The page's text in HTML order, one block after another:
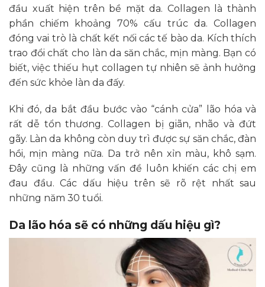
đầu xuất hiện trên bề mặt da. Collagen là thành
phần chiếm khoảng 70% cấu trúc da. Collagen
đóng vai trò là chất kết nối các tế bào da. Kích thích
trao đổi chất cho làn da săn chắc, mịn màng. Bạn có
biết, việc thiếu hụt collagen tự nhiên sẽ ảnh hưởng
đến sức khỏe làn da đấy.
Khi đó, da bắt đầu bước vào “cánh cửa” lão hóa và
rất dễ tổn thương. Collagen bị giãn, nhão và đứt
gãy. Làn da không còn duy trì được sự săn chắc, đàn
hồi, mịn màng nữa. Da trở nên xỉn màu, khô sạm.
Đây cũng là những vấn đề luôn khiến các chị em
đau đầu. Các dấu hiệu trên sẽ rõ rệt nhất sau
những năm 30 tuổi.
Da lão hóa sẽ có những dấu hiệu gì?